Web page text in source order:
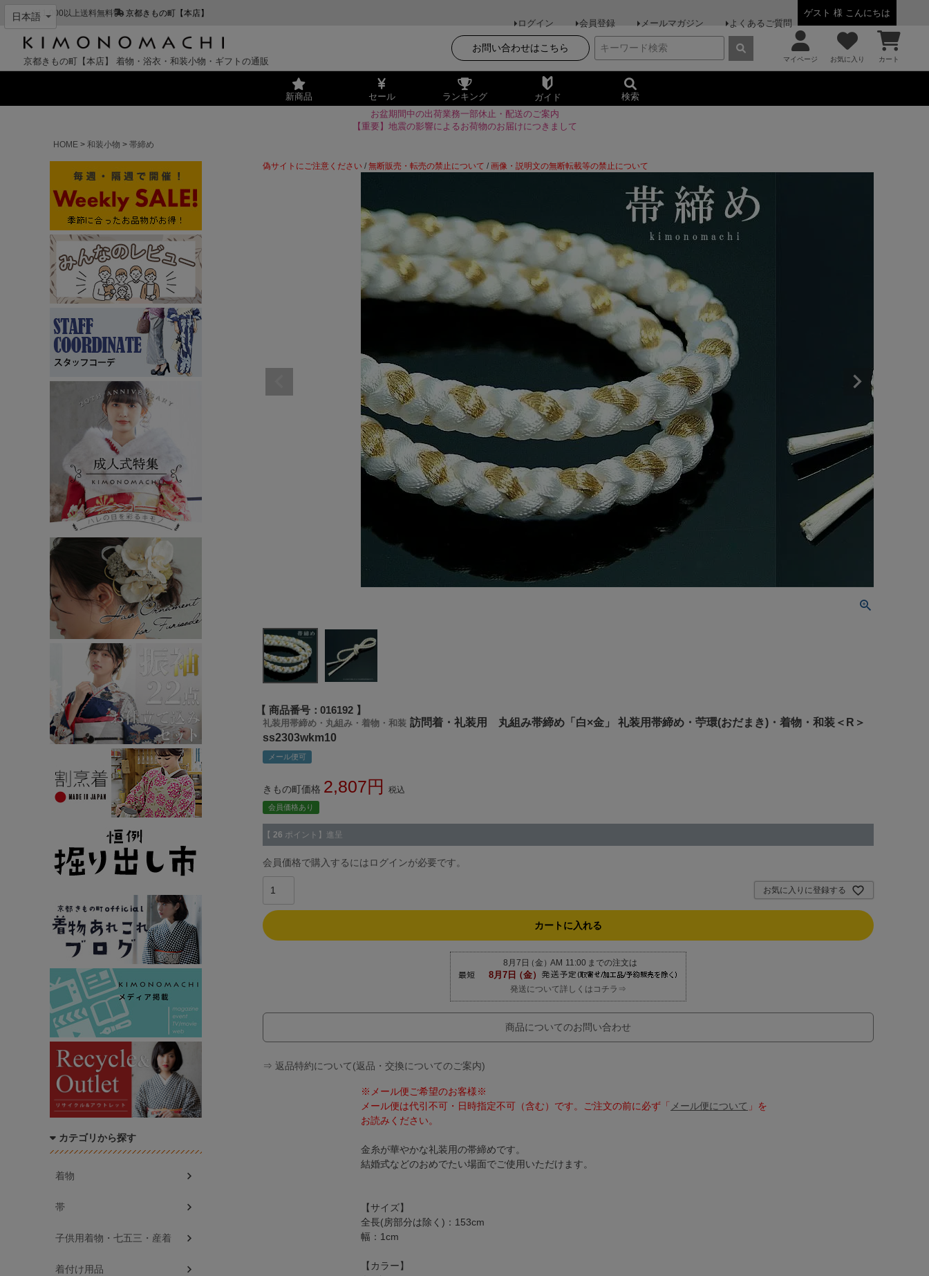
¥11,000以上送料無料 京都きもの町【本店】
ゲスト 様 こんにちは
ログイン
会員登録 メールマガジン よくあるご質問
京都きもの町【本店】 着物・浴衣・和装小物・ギフトの通販
お問い合わせはこちら
マイページ お気に入り カート
新商品 セール ランキング ガイド 検索
お盆期間中の出荷業務一部休止・配送のご案内
【重要】地震の影響によるお荷物のお届けにつきまして
HOME
和装小物 帯締め
偽サイトにご注意ください / 無断販売・転売の禁止について / 画像・説明文の無断転載等の禁止について
商品番号 016192
礼装用帯締め・丸組み・着物・和装 訪問着・礼装用 丸組み帯締め「白×金」 礼装用帯締め・苧環(おだまき)・着物・和装＜R＞
ss2303wkm10
メール便可
きもの町価格 2,807 税込
会員価格あり
【 26 ポイント】進呈
会員価格で購入するにはログインが必要です。
お気に入りに登録する
カートに入れる
発送について詳しくはコチラ⇒
商品についてのお問い合わせ
⇒ 返品特約について(返品・交換についてのご案内)
※メール便ご希望のお客様※
メール便は代引不可・日時指定不可（含む）です。ご注文の前に必ず「 メール便について 」を
お読みください。
金糸が華やかな礼装用の帯締めです。
結婚式などのおめでたい場面でご使用いただけます。
【サイズ】
全長(房部分は除く)：153cm
幅：1cm
【カラー】
カテゴリから探す
着物
帯
子供用着物・七五三・産着
着付け用品